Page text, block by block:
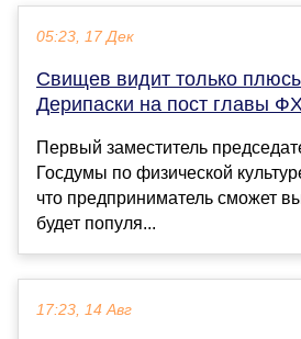
05:23, 17 Дек
Свищев видит только
Дерипаски на пост главы
Первый заместитель
Госдумы по физической
что предприниматель сможет
будет популя...
17:23, 14 Авг